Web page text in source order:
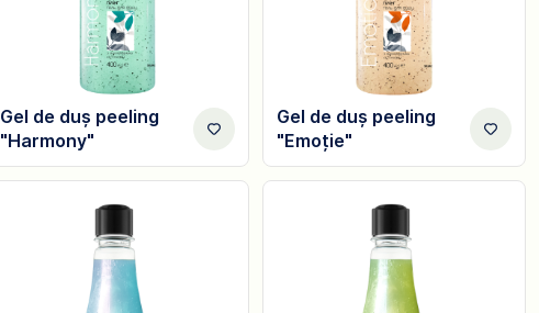
Gel de duș peeling
"Harmony"
Gel de duș peeling
"Emoție"